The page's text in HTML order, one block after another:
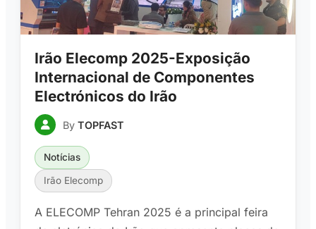
Irão Elecomp 2025-Exposição
Internacional de Componentes
Electrónicos do Irão
By TOPFAST
Notícias
Irão Elecomp
A ELECOMP Tehran 2025 é a principal feira